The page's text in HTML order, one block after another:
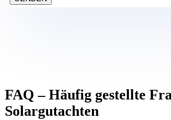
FAQ – Häufig gestellte
Solargutachten